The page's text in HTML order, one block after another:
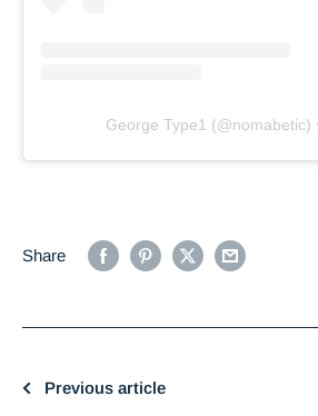
George Type1 (@nomabetic)
Share
Previous article